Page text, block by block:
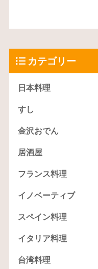
カテゴリー
日本料理
すし
金沢おでん
居酒屋
フランス料理
イノベーティブ
スペイン料理
イタリア料理
台湾料理